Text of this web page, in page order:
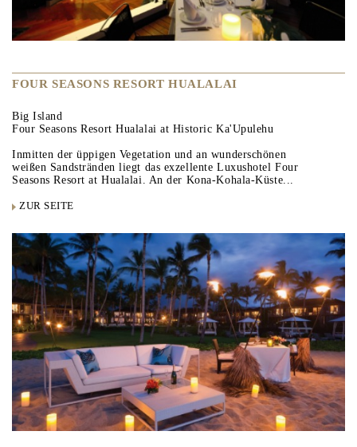
FOUR SEASONS RESORT HUALALAI
Big Island
Four Seasons Resort Hualalai at Historic Ka'Upulehu
Inmitten der üppigen Vegetation und an wunderschönen
weißen Sandstränden liegt das exzellente Luxushotel Four
Seasons Resort at Hualalai. An der Kona-Kohala-Küste...
ZUR SEITE